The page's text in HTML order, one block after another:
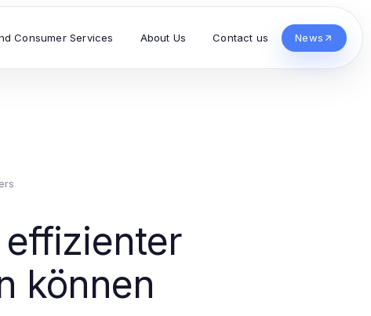
Consumer Services About Us Contact us News
können